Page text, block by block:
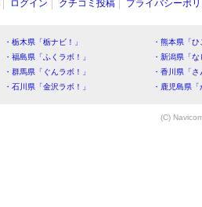
ログイン クチコミ投稿 プライバシーポ
・栃木県「栃ナビ！」
・熊本県「
・福島県「ふくラボ！」
・新潟県「
・群馬県「ぐんラボ！」
・香川県「
・石川県「金沢ラボ！」
・鹿児島県
(C)